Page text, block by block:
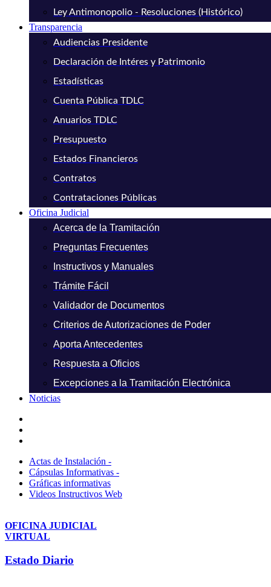
Ley Antimonopolio - Resoluciones (Histórico)
Transparencia
Audiencias Presidente
Declaración de Intéres y Patrimonio
Estadísticas
Cuenta Pública TDLC
Anuarios TDLC
Presupuesto
Estados Financieros
Contratos
Contrataciones Públicas
Oficina Judicial
Acerca de la Tramitación
Preguntas Frecuentes
Instructivos y Manuales
Trámite Fácil
Validador de Documentos
Criterios de Autorizaciones de Poder
Aporta Antecedentes
Respuesta a Oficios
Excepciones a la Tramitación Electrónica
Noticias
Actas de Instalación -
Cápsulas Informativas -
Gráficas informativas
Videos Instructivos Web
OFICINA JUDICIAL
VIRTUAL
Estado Diario